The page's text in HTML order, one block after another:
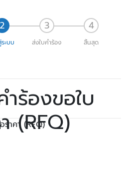
ระบบ ส่งใบคำร้อง สิ้นสุด
ร้องขอใบ
(RFQ)
ราคา (RFQ)